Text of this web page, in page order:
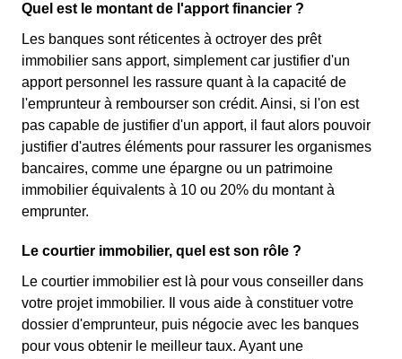
Quel est le montant de l'apport financier ?
Les banques sont réticentes à octroyer des prêt
immobilier sans apport, simplement car justifier d'un
apport personnel les rassure quant à la capacité de
l'emprunteur à rembourser son crédit. Ainsi, si l'on est
pas capable de justifier d'un apport, il faut alors pouvoir
justifier d'autres éléments pour rassurer les organismes
bancaires, comme une épargne ou un patrimoine
immobilier équivalents à 10 ou 20% du montant à
emprunter.
Le courtier immobilier, quel est son rôle ?
Le courtier immobilier est là pour vous conseiller dans
votre projet immobilier. Il vous aide à constituer votre
dossier d'emprunteur, puis négocie avec les banques
pour vous obtenir le meilleur taux. Ayant une